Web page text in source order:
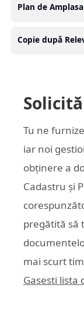
Plan de
Copie după
Tu ne
iar noi
obținere a
Cadastru și
pregătită să
mai scurt
Gasesti lista